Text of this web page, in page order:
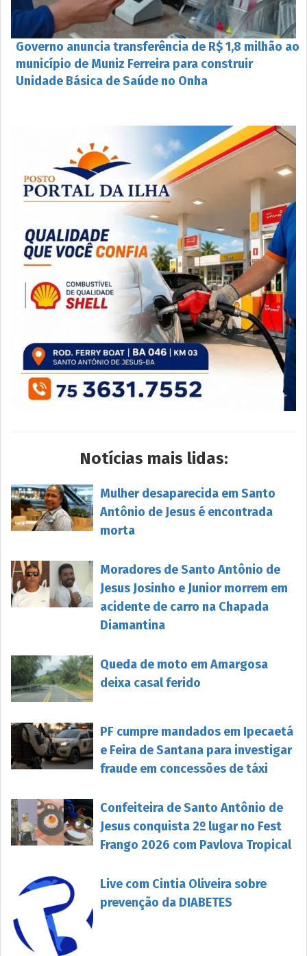
Governo anuncia transferência de R$ 1,8 milhão ao
município de Muniz Ferreira para construir
Unidade Básica de Saúde no Onha
Notícias mais lidas:
Mulher desaparecida em Santo
Antônio de Jesus é encontrada
morta
Moradores de Santo Antônio de
Jesus Josinho e Junior morrem em
acidente de carro na Chapada
Diamantina
Queda de moto em Amargosa
deixa casal ferido
PF cumpre mandados em Ipecaetá
e Feira de Santana para investigar
fraude em concessões de táxi
Confeiteira de Santo Antônio de
Jesus conquista 2º lugar no Fest
Frango 2026 com Pavlova Tropical
Live com Cintia Oliveira sobre
prevenção da DIABETES